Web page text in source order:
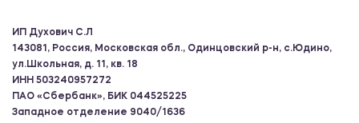
ИП Духович С.Л
143081, Россия, Московская обл., Одинцовский р-н, с.Юдино,
ул.Школьная, д. 11, кв. 18
ИНН 503240957272
ПАО «Сбербанк», БИК 044525225
Западное отделение 9040/1636